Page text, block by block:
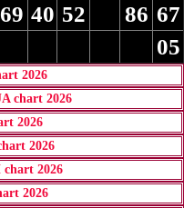
69 40 52 86 67
05
2026
chart 2026
2026
2026
2026
2026